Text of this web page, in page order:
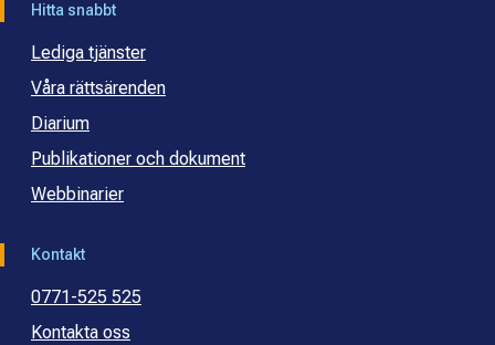
Hitta snabbt
Lediga tjänster
Våra rättsärenden
Diarium
Publikationer och dokument
Webbinarier
Kontakt
0771-525 525
Kontakta oss